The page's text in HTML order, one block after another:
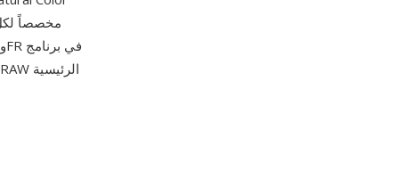
وحدة كاميرا، مما يقدم دقة ألوان تقارب المعايير المرجعية المخبرية. يمكن معالجة ملفات 3FR في برنامج